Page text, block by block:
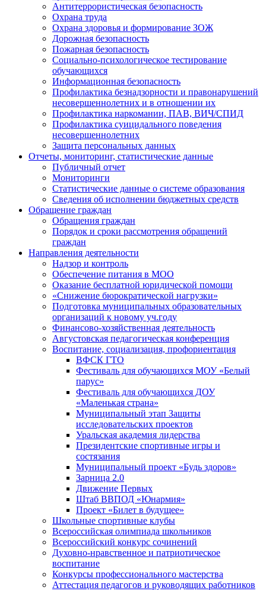
Антитеррористическая безопасность
Охрана труда
Охрана здоровья и формирование ЗОЖ
Дорожная безопасность
Пожарная безопасность
Социально-психологическое тестирование
обучающихся
Информационная безопасность
Профилактика безнадзорности и правонарушений
несовершеннолетних и в отношении их
Профилактика наркомании, ПАВ, ВИЧ/СПИД
Профилактика суицидального поведения
несовершеннолетних
Защита персональных данных
Отчеты, мониторинг, статистические данные
Публичный отчет
Мониторинги
Статистические данные о системе образования
Сведения об исполнении бюджетных средств
Обращение граждан
Обращения граждан
Порядок и сроки рассмотрения обращений
граждан
Направления деятельности
Надзор и контроль
Обеспечение питания в МОО
Оказание бесплатной юридической помощи
«Снижение бюрократической нагрузки»
Подготовка муниципальных образовательных
организаций к новому уч.году
Финансово-хозяйственная деятельность
Августовская педагогическая конференция
Воспитание, социализация, профориентация
ВФСК ГТО
Фестиваль для обучающихся МОУ «Белый
парус»
Фестиваль для обучающихся ДОУ
«Маленькая страна»
Муниципальный этап Защиты
исследовательских проектов
Уральская академия лидерства
Президентские спортивные игры и
состязания
Муниципальный проект «Будь здоров»
Зарница 2.0
Движение Первых
Штаб ВВПОД «Юнармия»
Проект «Билет в будущее»
Школьные спортивные клубы
Всероссийская олимпиада школьников
Всероссийский конкурс сочинений
Духовно-нравственное и патриотическое
воспитание
Конкурсы профессионального мастерства
Аттестация педагогов и руководящих работников